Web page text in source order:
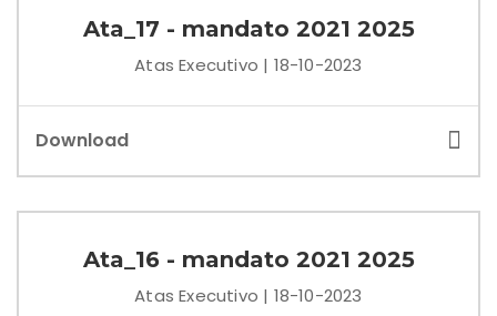
Ata_17 - mandato 2021 2025
Atas Executivo | 18-10-2023
Download
Ata_16 - mandato 2021 2025
Atas Executivo | 18-10-2023